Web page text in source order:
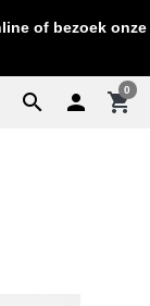
of bezoek onze
search  shopping_cart
0